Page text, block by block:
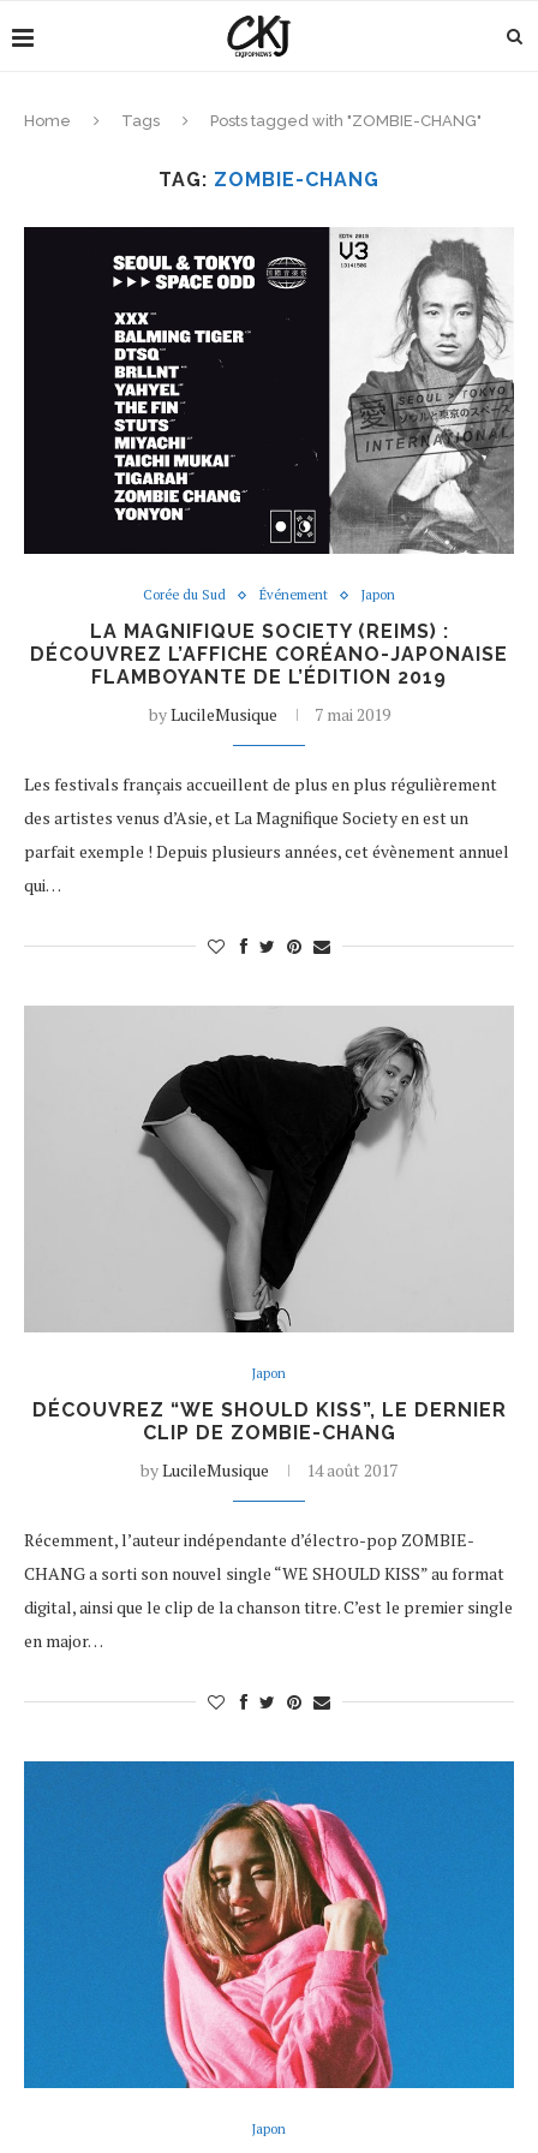
Home Tags Posts tagged with "ZOMBIE-CHANG"
TAG: ZOMBIE-CHANG
Corée du Sud Événement Japon
LA MAGNIFIQUE SOCIETY (REIMS) :
DÉCOUVREZ L’AFFICHE CORÉANO-JAPONAISE
FLAMBOYANTE DE L’ÉDITION 2019
byLucileMusique 7 mai 2019
Les festivals français accueillent de plus en plus régulièrement
des artistes venus d’Asie, et La Magnifique Society en est un
parfait exemple ! Depuis plusieurs années, cet évènement annuel
qui…
Japon
DÉCOUVREZ “WE SHOULD KISS”, LE DERNIER
CLIP DE ZOMBIE-CHANG
byLucileMusique 14 août 2017
Récemment, l’auteur indépendante d’électro-pop ZOMBIE-
CHANG a sorti son nouvel single “WE SHOULD KISS” au format
digital, ainsi que le clip de la chanson titre. C’est le premier single
en major…
Japon